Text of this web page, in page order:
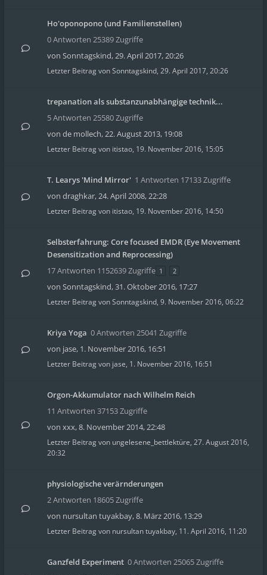
Ho'oponopono (und Familienstellen)
0 Antworten 25389 Zugriffe
von Sonntagskind,29. April 2017, 20:26
Letzter Beitrag vonSonntagskind, 29. April 2017, 20:26
trepanation als substanzunabhängige technik...
5 Antworten 25580 Zugriffe
von de mollech,22. August 2013, 19:08
Letzter Beitrag von itistao, 19. November 2016, 15:05
T. Learys 'Mind Mirror' 1 Antworten 17133 Zugriffe
von draghkar,24. April 2008, 22:28
Letzter Beitrag von itistao, 19. November 2016, 14:50
Selbsterfahrung: Core focused EMDR (Eye Movement
Desensitization and Reprocessing)
17 Antworten 1152639 Zugriffe 1 2
von Sonntagskind,31. Oktober 2016, 17:27
Letzter Beitrag vonSonntagskind, 9. November 2016, 06:22
Kriya Yoga 0 Antworten 25041 Zugriffe
von jase, 1. November 2016, 16:51
Letzter Beitrag von jase, 1. November 2016, 16:51
Orgon-Akkumulator nach Wilhelm Reich
11 Antworten 37153 Zugriffe
von xxx,8. November 2014, 22:48
Letzter Beitrag von ungelesene_bettlektüre, 27. August 2016,
20:32
physiologische verärnderungen
2 Antworten 18605 Zugriffe
von nursultan tuyakbay,8. März 2016, 13:29
Letzter Beitrag von nursultan tuyakbay, 11. April 2016, 11:20
Ganzfeld Experiment 0 Antworten 25065 Zugriffe